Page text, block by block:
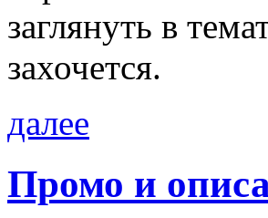
заглянуть в
захочется.
далее
Промо и